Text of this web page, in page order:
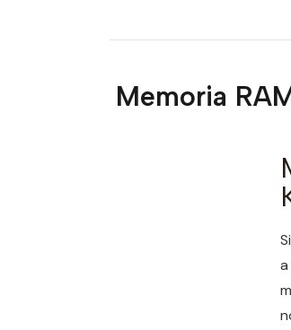
Memoria